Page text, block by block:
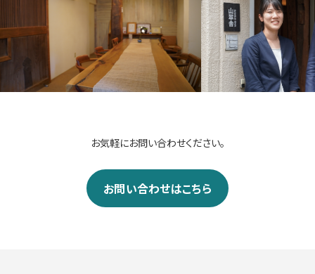
お気軽にお問い合わせください。
お問い合わせはこちら